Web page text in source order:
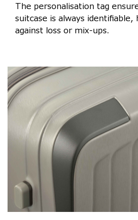
The personalisation tag
suitcase is always
against loss or mix-ups.